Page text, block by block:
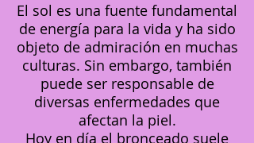
El sol es una fuente fundamental
de energía para la vida y ha sido
objeto de admiración en muchas
culturas. Sin embargo, también
puede ser responsable de
diversas enfermedades que
afectan la piel.
Hoy en día el bronceado suele